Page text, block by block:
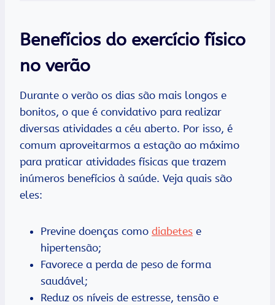
Benefícios do exercício físico
no verão
Durante o verão os dias são mais longos e
bonitos, o que é convidativo para realizar
diversas atividades a céu aberto. Por isso, é
comum aproveitarmos a estação ao máximo
para praticar atividades físicas que trazem
inúmeros benefícios à saúde. Veja quais são
eles:
Previne doenças como diabetes e
hipertensão;
Favorece a perda de peso de forma
saudável;
Reduz os níveis de estresse, tensão e